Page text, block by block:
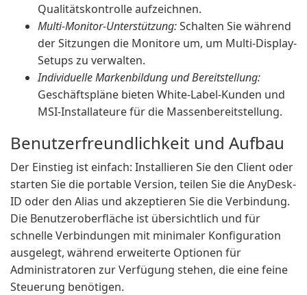
Qualitätskontrolle aufzeichnen.
Multi-Monitor-Unterstützung:Schalten Sie während
der Sitzungen die Monitore um, um Multi-Display-
Setups zu verwalten.
Individuelle Markenbildung und Bereitstellung:
Geschäftspläne bieten White-Label-Kunden und
MSI-Installateure für die Massenbereitstellung.
Benutzerfreundlichkeit und Aufbau
Der Einstieg ist einfach: Installieren Sie den Client oder
starten Sie die portable Version, teilen Sie die AnyDesk-
ID oder den Alias und akzeptieren Sie die Verbindung.
Die Benutzeroberfläche ist übersichtlich und für
schnelle Verbindungen mit minimaler Konfiguration
ausgelegt, während erweiterte Optionen für
Administratoren zur Verfügung stehen, die eine feine
Steuerung benötigen.